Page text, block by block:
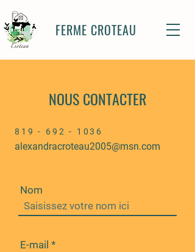
FERME CROTEAU
NOUS CONTACTER
819 - 692 - 1036
alexandracroteau2005@msn.com
Nom
E-mail